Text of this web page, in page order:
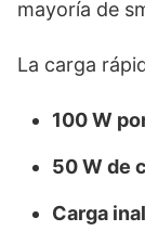
mayoría de
La carga
100 W
50 W de
Carga